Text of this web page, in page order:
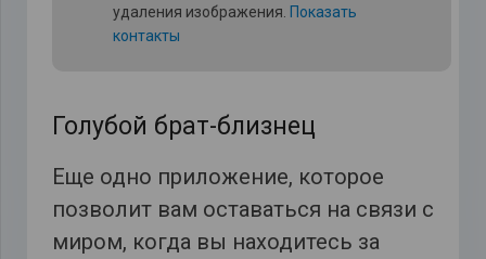
удаления изображения. Показать
контакты
Голубой брат-близнец
Еще одно приложение, которое
позволит вам оставаться на связи с
миром, когда вы находитесь за